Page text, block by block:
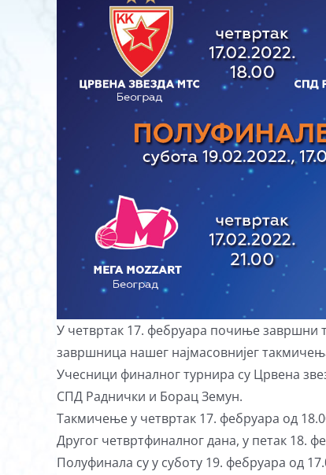
У четвртак 17. фебруара почиње завршни
завршница нашег најмасовнијег
Учесници финалног турнира су Црвена
СПД Раднички и Борац Земун.
Такмичење у четвртак 17. фебруара од
Другог четвртфиналног дана, у петак 18.
Полуфинала су у суботу 19. фебруара од